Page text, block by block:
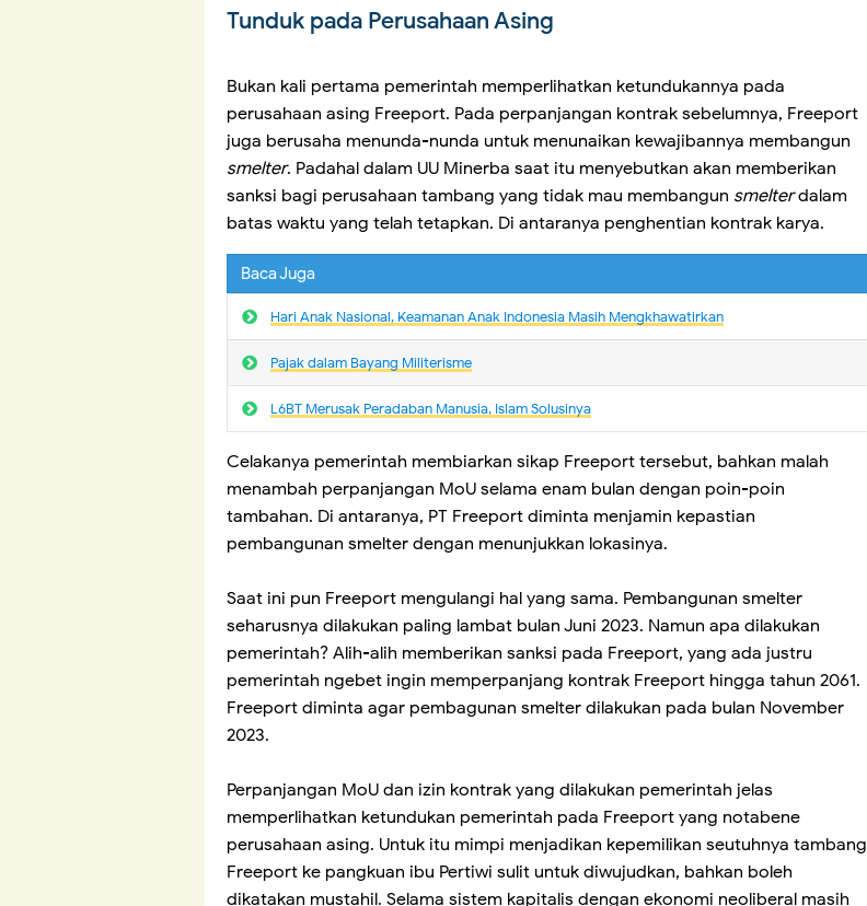
Tunduk pada Perusahaan Asing
Bukan kali pertama pemerintah memperlihatkan ketundukannya pada
perusahaan asing Freeport. Pada perpanjangan kontrak sebelumnya, Freeport
juga berusaha menunda-nunda untuk menunaikan kewajibannya membangun
smelter. Padahal dalam UU Minerba saat itu menyebutkan akan memberikan
sanksi bagi perusahaan tambang yang tidak mau membangun smelterdalam
batas waktu yang telah tetapkan. Di antaranya penghentian kontrak karya.
Baca Juga
Hari Anak Nasional, Keamanan Anak Indonesia Masih Mengkhawatirkan
Pajak dalam Bayang Militerisme
L6BT Merusak Peradaban Manusia, IsIam Solusinya
Celakanya pemerintah membiarkan sikap Freeport tersebut, bahkan malah
menambah perpanjangan MoU selama enam bulan dengan poin-poin
tambahan. Di antaranya, PT Freeport diminta menjamin kepastian
pembangunan smelter dengan menunjukkan lokasinya.
Saat ini pun Freeport mengulangi hal yang sama. Pembangunan smelter
seharusnya dilakukan paling lambat bulan Juni 2023. Namun apa dilakukan
pemerintah? Alih-alih memberikan sanksi pada Freeport, yang ada justru
pemerintah ngebet ingin memperpanjang kontrak Freeport hingga tahun 2061.
Freeport diminta agar pembagunan smelter dilakukan pada bulan November
2023.
Perpanjangan MoU dan izin kontrak yang dilakukan pemerintah jelas
memperlihatkan ketundukan pemerintah pada Freeport yang notabene
perusahaan asing. Untuk itu mimpi menjadikan kepemilikan seutuhnya tambang
Freeport ke pangkuan ibu Pertiwi sulit untuk diwujudkan, bahkan boleh
dikatakan mustahil. Selama sistem kapitalis dengan ekonomi neoliberal masih